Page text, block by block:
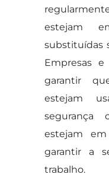
estejam
substituídas
Empresas
garantir
estejam
segurança
estejam
garantir a
trabalho.